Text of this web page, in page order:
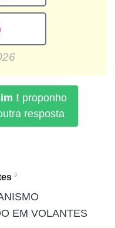
! proponho
resposta
9
EM VOLANTES